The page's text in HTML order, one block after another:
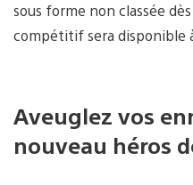
sous forme non classée
compétitif sera disponible
Aveuglez vos
nouveau héros